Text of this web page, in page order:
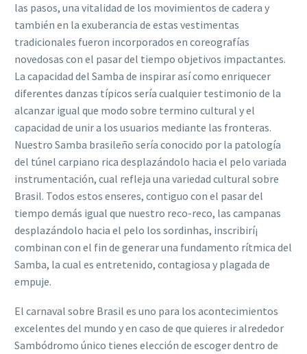
las pasos, una vitalidad de los movimientos de cadera y
también en la exuberancia de estas vestimentas
tradicionales fueron incorporados en coreografías
novedosas con el pasar del tiempo objetivos impactantes.
La capacidad del Samba de inspirar así­ como enriquecer
diferentes danzas tí­picos serí­a cualquier testimonio de la
alcanzar igual que modo sobre termino cultural y el
capacidad de unir a los usuarios mediante las fronteras.
Nuestro Samba brasileño serí­a conocido por la patologí­a
del túnel carpiano rica desplazándolo hacia el pelo variada
instrumentación, cual refleja una variedad cultural sobre
Brasil. Todos estos enseres, contiguo con el pasar del
tiempo demás igual que nuestro reco-reco, las campanas
desplazándolo hacia el pelo los sordinhas, inscribirí¡
combinan con el fin de generar una fundamento rítmica del
Samba, la cual es entretenido, contagiosa y plagada de
empuje.
El carnaval sobre Brasil es uno para los acontecimientos
excelentes del mundo y en caso de que quieres ir alrededor
Sambódromo único tienes elección de escoger dentro de